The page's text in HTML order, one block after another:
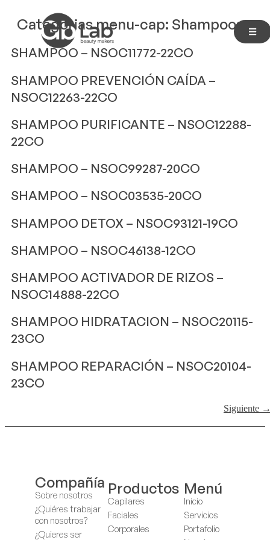
Categorias menu-cap: Shampoos
SHAMPOO – NSOC11772-22CO
SHAMPOO PREVENCIÓN CAÍDA –
NSOC12263-22CO
SHAMPOO PURIFICANTE – NSOC12288-
22CO
SHAMPOO – NSOC99287-20CO
SHAMPOO – NSOC03535-20CO
SHAMPOO DETOX – NSOC93121-19CO
SHAMPOO – NSOC46138-12CO
SHAMPOO ACTIVADOR DE RIZOS –
NSOC14888-22CO
SHAMPOO HIDRATACION – NSOC20115-
23CO
SHAMPOO REPARACIÓN – NSOC20104-
23CO
Siguiente
Compañía
Sobre nosotros
¿Quiéres trabajar
con nosotros?
¿Quieres ser
Productos
Capilares
Faciales
Corporales
Menú
Inicio
Servicios
Portafolio